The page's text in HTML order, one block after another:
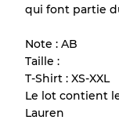
Tous les
de chaque
Il y a
en raison
qui font partie
Note : AB
Taille :
T-Shirt : XS-XXL
Le lot contient
Lauren